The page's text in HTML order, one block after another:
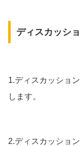
ディスカッシ
1.ディスカッショ
します。
2.ディスカッショ